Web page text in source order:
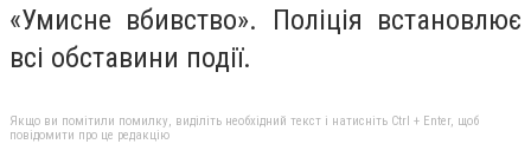
«Умисне вбивство». Поліція встановлює
всі обставини події.
Якщо ви помітили помилку, виділіть необхідний текст і натисніть Ctrl + Enter, щоб
повідомити про це редакцію